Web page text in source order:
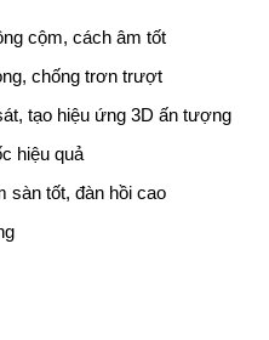
cộm, cách âm tốt
chống trơn trượt
tạo hiệu ứng 3D ấn tượng
hiệu quả
sàn tốt, đàn hồi cao